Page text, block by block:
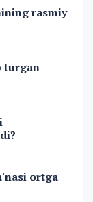
rasmiy
turgan
ortga